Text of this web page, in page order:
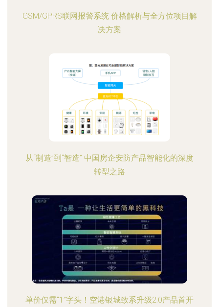
GSM/GPRS联网报警系统 价格解析与全方位项目解
决方案
从“制造”到“智造” 中国房企安防产品智能化的深度
转型之路
单价仅需“1”字头！空港银城致系升级2.0产品首开